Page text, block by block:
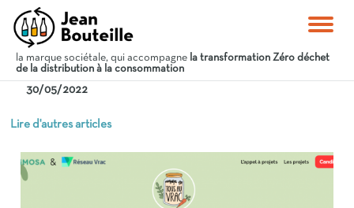
la marque sociétale, qui accompagne la transformation Zéro déchet
de la distribution à la consommation
30/05/2022
Lire d'autres articles